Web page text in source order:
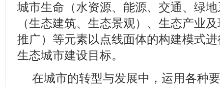
城市生命（水资源、能源、交通、绿
（生态建筑、生态景观）、生态产业
推广）等元素以点线面体的构建模式
生态城市建设目标。
在城市的转型与发展中，运用各种